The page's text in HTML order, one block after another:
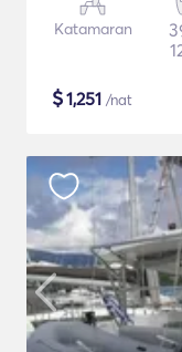
Katamaran
$1,251 /nat